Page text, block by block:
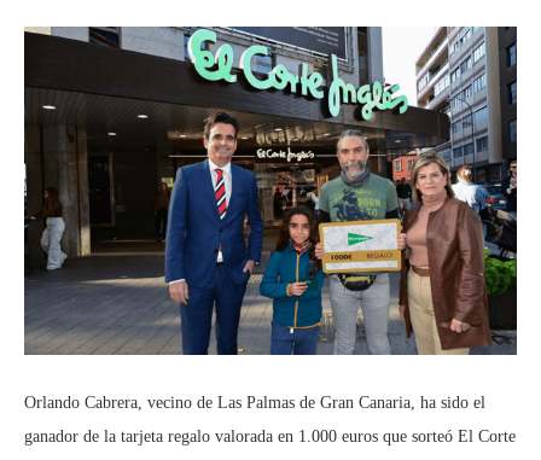
Orlando Cabrera, vecino de Las Palmas de Gran Canaria, ha sido el
ganador de la tarjeta regalo valorada en 1.000 euros que sorteó El Corte